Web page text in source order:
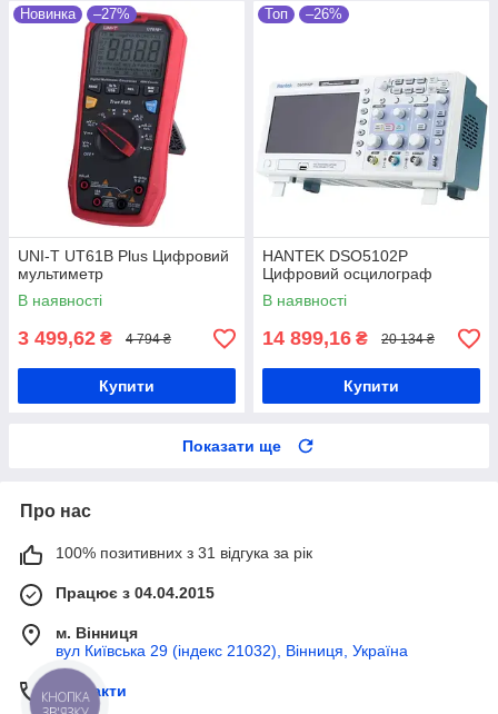
Новинка –27%
UNI-T UT61B Plus Цифровий
мультиметр
В наявності
3 499,62 ₴ 4 794 ₴
Купити
Топ –26%
HANTEK DSO5102P
Цифровий осцилограф
В наявності
14 899,16 ₴ 20 134 ₴
Купити
Показати ще
Про нас
100% позитивних з 31 відгука за рік
Працює з 04.04.2015
м. Вінниця
вул Київська 29 (індекс 21032), Вінниця, Україна
Контакти
КНОПКА